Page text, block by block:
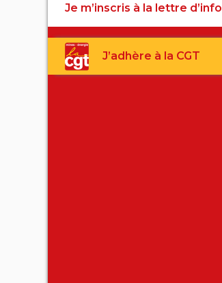
Je m’inscris à la lettre d’info
J’adhère à la CGT